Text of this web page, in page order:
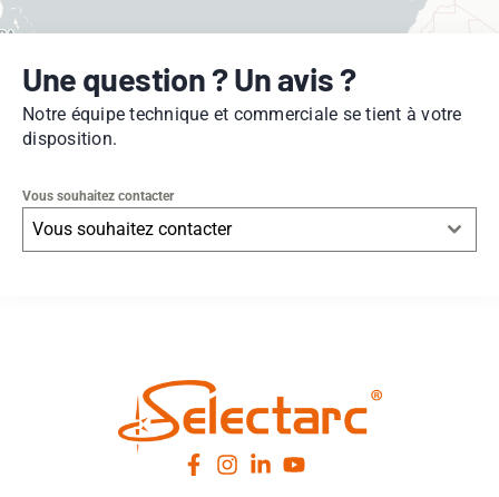
Une question ? Un avis ?
Notre équipe technique et commerciale se tient à votre
disposition.
Vous souhaitez contacter
Vous souhaitez contacter